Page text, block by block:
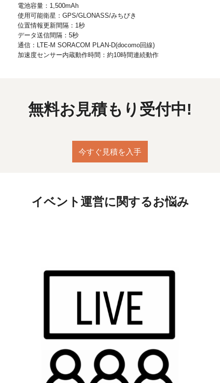
電池容量：1,500mAh
使用可能衛星：GPS/GLONASS/みちびき
位置情報更新間隔：1秒
データ送信間隔：5秒
通信：LTE-M SORACOM PLAN-D(docomo回線)
加速度センサー内蔵動作時間：約10時間連続動作
無料お見積もり受付中!
今すぐ見積を入手
イベント運営に関するお悩み